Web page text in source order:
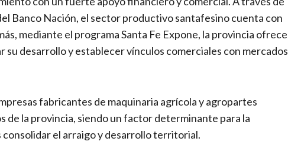
Banco Nación, el sector productivo santafesino cuenta con
mediante el programa Santa Fe Expone, la provincia ofrece
su desarrollo y establecer vínculos comerciales con mercados
fabricantes de maquinaria agrícola y agropartes
de la provincia, siendo un factor determinante para la
el arraigo y desarrollo territorial.